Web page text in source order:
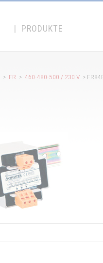
| PRODUKTE
> FR > 460-480-500 / 230 V >